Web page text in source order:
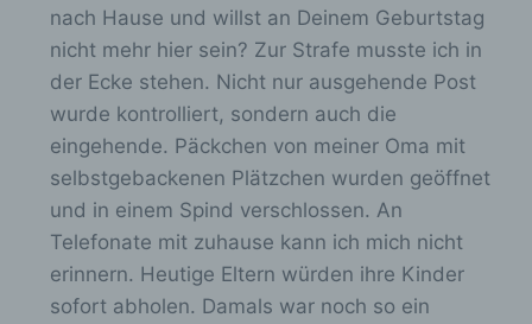
nach Hause und willst an Deinem Geburtstag
nicht mehr hier sein? Zur Strafe musste ich in
der Ecke stehen. Nicht nur ausgehende Post
wurde kontrolliert, sondern auch die
eingehende. Päckchen von meiner Oma mit
selbstgebackenen Plätzchen wurden geöffnet
und in einem Spind verschlossen. An
Telefonate mit zuhause kann ich mich nicht
erinnern. Heutige Eltern würden ihre Kinder
sofort abholen. Damals war noch so ein
Pseudonymisierung ist die Verarbeitung
personenbezogener Daten in einer Weise,
auf welche die personenbezogenen Daten
ohne Hinzuziehung zusätzlicher
Informationen nicht mehr einer spezifischen
betroffenen Person zugeordnet werden
können, sofern diese zusätzlichen
Informationen gesondert aufbewahrt werden
und technischen und organisatorischen
Maßnahmen unterliegen, die gewährleisten,
dass die personenbezogenen Daten nicht
einer identifizierten oder identifizierbaren
natürlichen Person zugewiesen werden.